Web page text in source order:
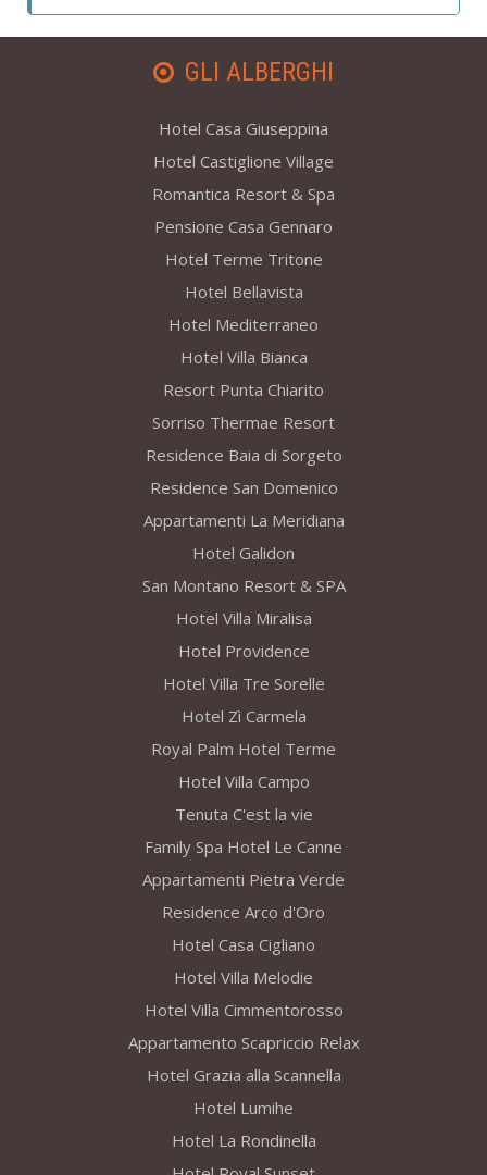
GLI ALBERGHI
Hotel Casa Giuseppina
Hotel Castiglione Village
Romantica Resort & Spa
Pensione Casa Gennaro
Hotel Terme Tritone
Hotel Bellavista
Hotel Mediterraneo
Hotel Villa Bianca
Resort Punta Chiarito
Sorriso Thermae Resort
Residence Baia di Sorgeto
Residence San Domenico
Appartamenti La Meridiana
Hotel Galidon
San Montano Resort & SPA
Hotel Villa Miralisa
Hotel Providence
Hotel Villa Tre Sorelle
Hotel Zì Carmela
Royal Palm Hotel Terme
Hotel Villa Campo
Tenuta C'est la vie
Family Spa Hotel Le Canne
Appartamenti Pietra Verde
Residence Arco d'Oro
Hotel Casa Cigliano
Hotel Villa Melodie
Hotel Villa Cimmentorosso
Appartamento Scapriccio Relax
Hotel Grazia alla Scannella
Hotel Lumihe
Hotel La Rondinella